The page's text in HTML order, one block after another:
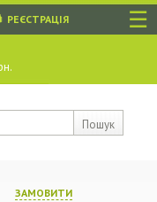
☰
Пошук
РЕЄСТРАЦІЯ
ЗАМОВИТИ